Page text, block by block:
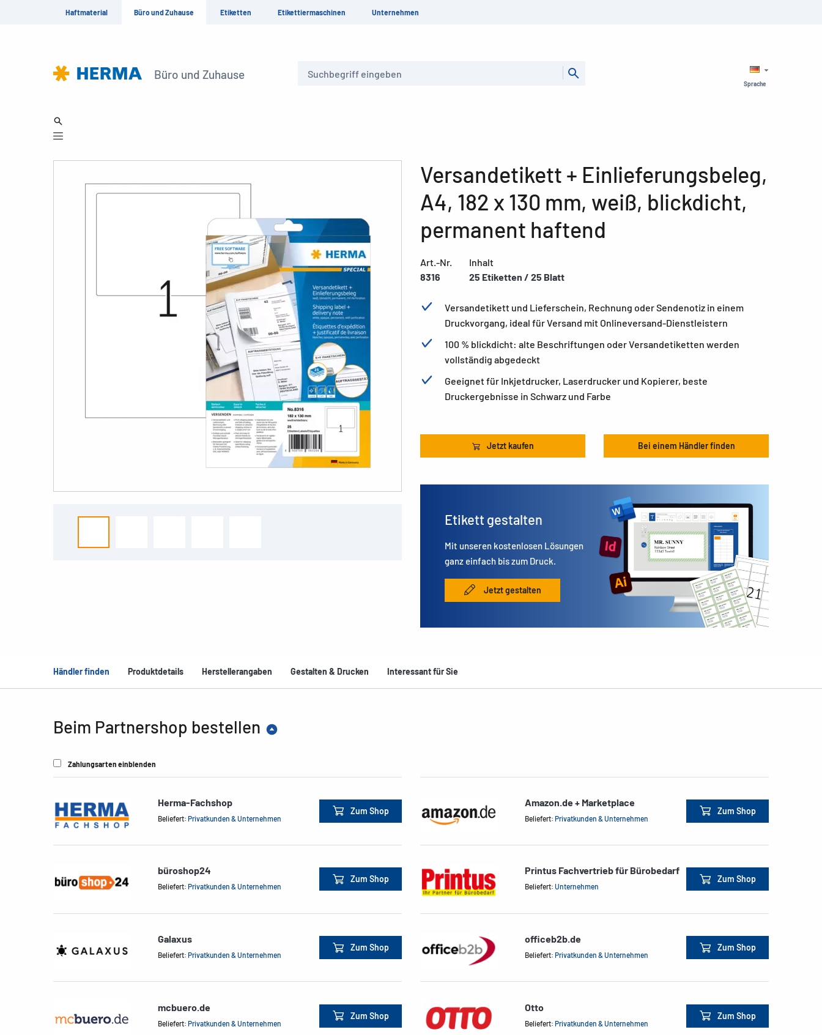
Haftmaterial Büro und Zuhause Etiketten Etikettiermaschinen Unternehmen
Büro und Zuhause
Sprache
Versandetikett + Einlieferungsbeleg,
A4, 182 x 130 mm, weiß, blickdicht,
permanent haftend
Art.-Nr.
8316
Inhalt
25 Etiketten / 25 Blatt
Versandetikett und Lieferschein, Rechnung oder Sendenotiz in einem
Druckvorgang, ideal für Versand mit Onlineversand-Dienstleistern
100 % blickdicht: alte Beschriftungen oder Versandetiketten werden
vollständig abgedeckt
Geeignet für Inkjetdrucker, Laserdrucker und Kopierer, beste
Druckergebnisse in Schwarz und Farbe
Jetzt kaufen Bei einem Händler finden
Etikett gestalten
Mit unseren kostenlosen Lösungen
ganz einfach bis zum Druck.
Jetzt gestalten
Händler finden Produktdetails Herstellerangaben Gestalten & Drucken Interessant für Sie
Beim Partnershop bestellen
Zahlungsarten einblenden
Herma-Fachshop
Beliefert: Privatkunden & Unternehmen
Zum Shop
Amazon.de + Marketplace
Beliefert: Privatkunden & Unternehmen
Zum Shop
büroshop24
Beliefert: Privatkunden & Unternehmen
Zum Shop
Printus Fachvertrieb für Bürobedarf
Beliefert: Unternehmen
Zum Shop
Galaxus
Beliefert: Privatkunden & Unternehmen
Zum Shop
officeb2b.de
Beliefert: Privatkunden & Unternehmen
Zum Shop
mcbuero.de
Beliefert: Privatkunden & Unternehmen
Zum Shop
Otto
Beliefert: Privatkunden & Unternehmen
Zum Shop